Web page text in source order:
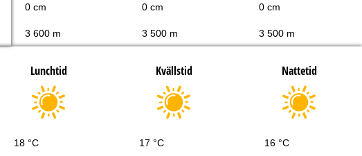
0 cm 0 cm 0 cm
3 600 m 3 500 m 3 500 m
Lunchtid Kvällstid Nattetid
18 °C 17 °C 16 °C